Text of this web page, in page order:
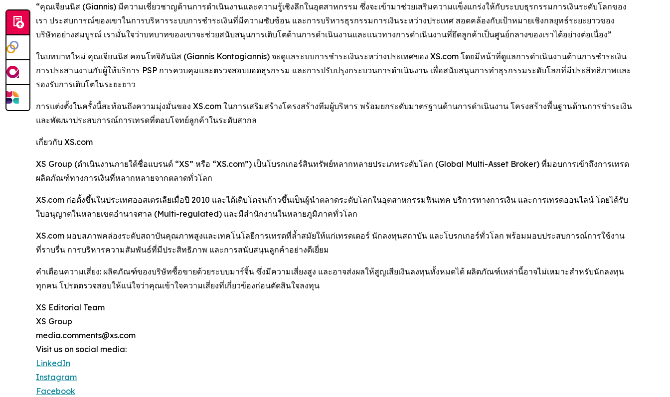
“คุณเจียนนิส (Giannis) มีความเชี่ยวชาญด้านการดำเนินงานและความรู้เชิงลึกในอุตสาหกรรม ซึ่งจะเข้ามาช่วยเสริมความแข็งแกร่งให้กับระบบธุรกรรมการเงินระดับโลกของ
เรา ประสบการณ์ของเขาในการบริหารระบบการชำระเงินที่มีความซับซ้อน และการบริหารธุรกรรมการเงินระหว่างประเทศ สอดคล้องกับเป้าหมายเชิงกลยุทธ์ระยะยาวของ
บริษัทอย่างสมบูรณ์ เรามั่นใจว่าบทบาทของเขาจะช่วยสนับสนุนการเติบโตด้านการดำเนินงานและแนวทางการดำเนินงานที่ยึดลูกค้าเป็นศูนย์กลางของเราได้อย่างต่อเนื่อง”
ในบทบาทใหม่ คุณเจียนนิส คอนโทจิอันนิส (Giannis Kontogiannis) จะดูแลระบบการชำระเงินระหว่างประเทศของ XS.com โดยมีหน้าที่ดูแลการดำเนินงานด้านการชำระเงิน
การประสานงานกับผู้ให้บริการ PSP การควบคุมและตรวจสอบยอดธุรกรรม และการปรับปรุงกระบวนการดำเนินงาน เพื่อสนับสนุนการทำธุรกรรมระดับโลกที่มีประสิทธิภาพและ
รองรับการเติบโตในระยะยาว
การแต่งตั้งในครั้งนี้สะท้อนถึงความมุ่งมั่นของ XS.com ในการเสริมสร้างโครงสร้างทีมผู้บริหาร พร้อมยกระดับมาตรฐานด้านการดำเนินงาน โครงสร้างพื้นฐานด้านการชำระเงิน
และพัฒนาประสบการณ์การเทรดที่ตอบโจทย์ลูกค้าในระดับสากล
เกี่ยวกับ XS.com
XS Group (ดำเนินงานภายใต้ชื่อแบรนด์ “XS” หรือ “XS.com”) เป็นโบรกเกอร์สินทรัพย์หลากหลายประเภทระดับโลก (Global Multi-Asset Broker) ที่มอบการเข้าถึงการเทรด
ผลิตภัณฑ์ทางการเงินที่หลากหลายจากตลาดทั่วโลก
XS.com ก่อตั้งขึ้นในประเทศออสเตรเลียเมื่อปี 2010 และได้เติบโตจนก้าวขึ้นเป็นผู้นำตลาดระดับโลกในอุตสาหกรรมฟินเทค บริการทางการเงิน และการเทรดออนไลน์ โดยได้รับ
ใบอนุญาตในหลายเขตอำนาจศาล (Multi-regulated) และมีสำนักงานในหลายภูมิภาคทั่วโลก
XS.com มอบสภาพคล่องระดับสถาบันคุณภาพสูงและเทคโนโลยีการเทรดที่ล้ำสมัยให้แก่เทรดเดอร์ นักลงทุนสถาบัน และโบรกเกอร์ทั่วโลก พร้อมมอบประสบการณ์การใช้งาน
ที่ราบรื่น การบริหารความสัมพันธ์ที่มีประสิทธิภาพ และการสนับสนุนลูกค้าอย่างดีเยี่ยม
คำเตือนความเสี่ยง: ผลิตภัณฑ์ของบริษัทซื้อขายด้วยระบบมาร์จิ้น ซึ่งมีความเสี่ยงสูง และอาจส่งผลให้สูญเสียเงินลงทุนทั้งหมดได้ ผลิตภัณฑ์เหล่านี้อาจไม่เหมาะสำหรับนักลงทุน
ทุกคน โปรดตรวจสอบให้แน่ใจว่าคุณเข้าใจความเสี่ยงที่เกี่ยวข้องก่อนตัดสินใจลงทุน
XS Editorial Team
XS Group
media.comments@xs.com
Visit us on social media:
LinkedIn
Instagram
Facebook